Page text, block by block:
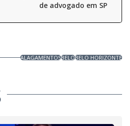
de advogado em SP
ALAGAMENTOSBELOBELO HORIZONTE